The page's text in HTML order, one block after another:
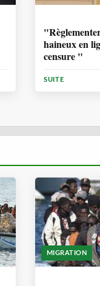
haineux en
censure "
SUITE
MIGRATION